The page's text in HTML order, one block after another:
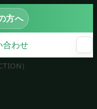
方へ
合わせ
メ
）